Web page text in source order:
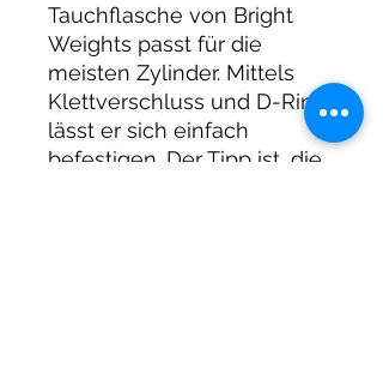
Tauchflasche von Bright
Weights passt für die
meisten Zylinder. Mittels
Klettverschluss und D-Ring
lässt er sich einfach
befestigen. Der Tipp ist, die